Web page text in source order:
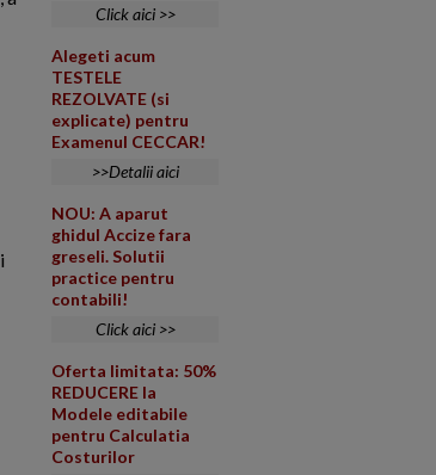
Click aici >>
Alegeti acum
TESTELE
REZOLVATE (si
explicate) pentru
Examenul CECCAR!
>>Detalii aici
NOU: A aparut
ghidul Accize fara
greseli. Solutii
practice pentru
contabili!
Click aici >>
Oferta limitata: 50%
REDUCERE la
Modele editabile
pentru Calculatia
Costurilor